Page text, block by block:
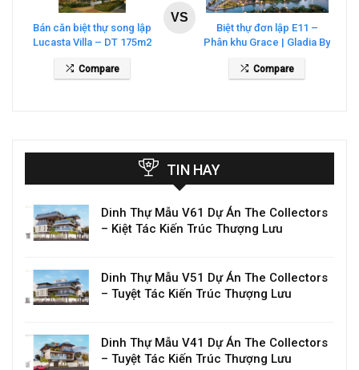
Bán căn biệt thự song lập
Lucasta Villa – DT 175m2
Compare
VS
Biệt thự đơn lập E11 –
Phân khu Grace | Gladia By
Compare
TIN HAY
Dinh Thự Mẫu V61 Dự Án The Collectors
– Kiệt Tác Kiến Trúc Thượng Lưu
Dinh Thự Mẫu V51 Dự Án The Collectors
– Tuyệt Tác Kiến Trúc Thượng Lưu
Dinh Thự Mẫu V41 Dự Án The Collectors
– Tuyệt Tác Kiến Trúc Thượng Lưu